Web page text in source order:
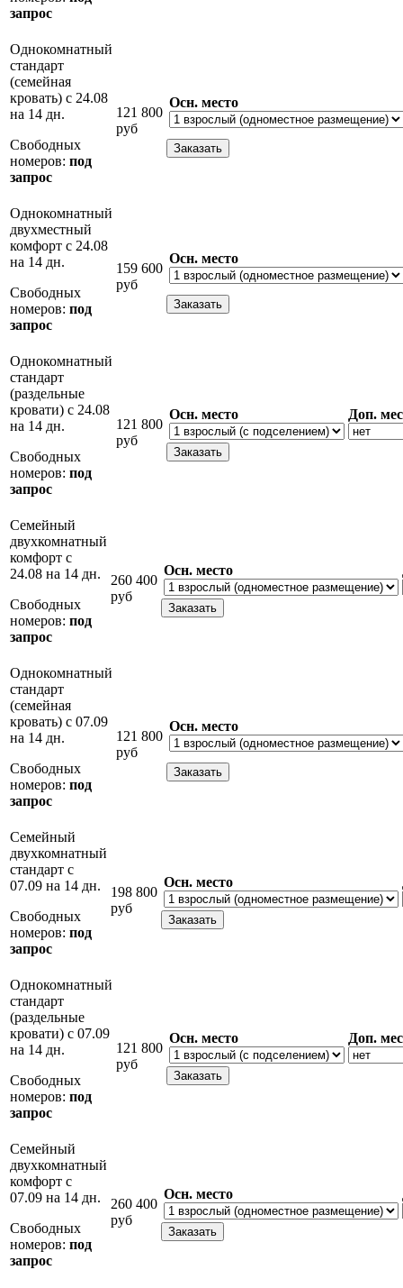
запрос
Однокомнатный
стандарт
(семейная
кровать) с 24.08
на 14 дн.
Свободных
номеров: под
запрос
121 800
руб
Осн. место
Однокомнатный
двухместный
комфорт с 24.08
на 14 дн.
Свободных
номеров: под
запрос
159 600
руб
Осн. место
Однокомнатный
стандарт
(раздельные
кровати) с 24.08
на 14 дн.
Свободных
номеров: под
запрос
121 800
руб
Осн. место Доп.
Семейный
двухкомнатный
комфорт с
24.08 на 14 дн.
Свободных
номеров: под
запрос
260 400
руб
Осн. место
Однокомнатный
стандарт
(семейная
кровать) с 07.09
на 14 дн.
Свободных
номеров: под
запрос
121 800
руб
Осн. место
Семейный
двухкомнатный
стандарт с
07.09 на 14 дн.
Свободных
номеров: под
запрос
198 800
руб
Осн. место
Однокомнатный
стандарт
(раздельные
кровати) с 07.09
на 14 дн.
Свободных
номеров: под
запрос
121 800
руб
Осн. место Доп.
Семейный
двухкомнатный
комфорт с
07.09 на 14 дн.
Свободных
номеров: под
запрос
260 400
руб
Осн. место